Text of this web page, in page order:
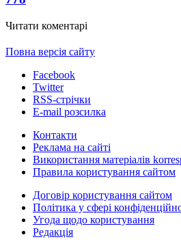
Читати коментарі
Повна версія сайту
Facebook
Twitter
RSS-стрічки
E-mail розсилка
Контакти
Реклама на сайті
Використання матеріалів
Правила користування сайтом
Договір користування сайтом
Політика у сфері
Угода щодо користування
Редакція